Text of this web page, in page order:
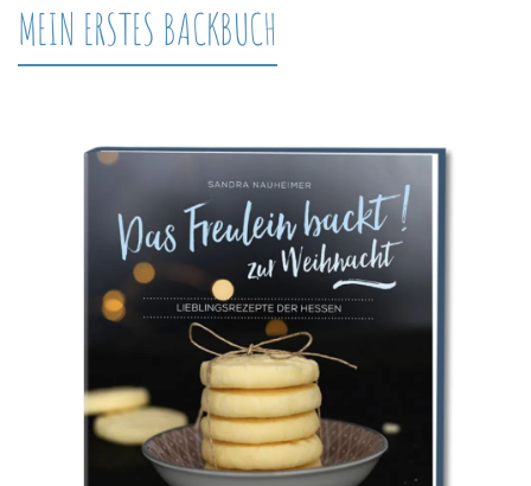
MEIN ERSTES BACKBUCH